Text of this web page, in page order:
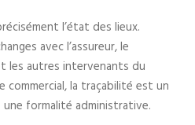
l’état des lieux.
avec l’assureur, le
les autres intervenants du
commercial, la traçabilité est un
formalité administrative.